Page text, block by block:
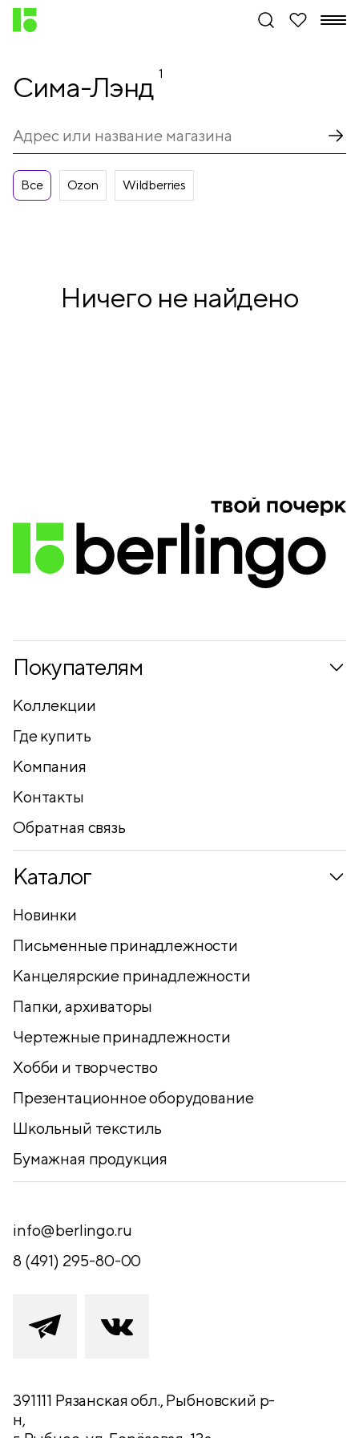
Сима-Лэнд 1
Все Ozon Wildberries
Ничего не найдено
Покупателям
Коллекции
Где купить
Компания
Контакты
Обратная связь
Каталог
Новинки
Письменные принадлежности
Канцелярские принадлежности
Папки, архиваторы
Чертежные принадлежности
Хобби и творчество
Презентационное оборудование
Школьный текстиль
Бумажная продукция
info@berlingo.ru
8 (491) 295-80-00
391111 Рязанская обл., Рыбновский р-
н,